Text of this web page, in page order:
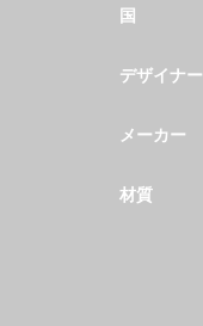
国
デザイナー
メーカー
材質